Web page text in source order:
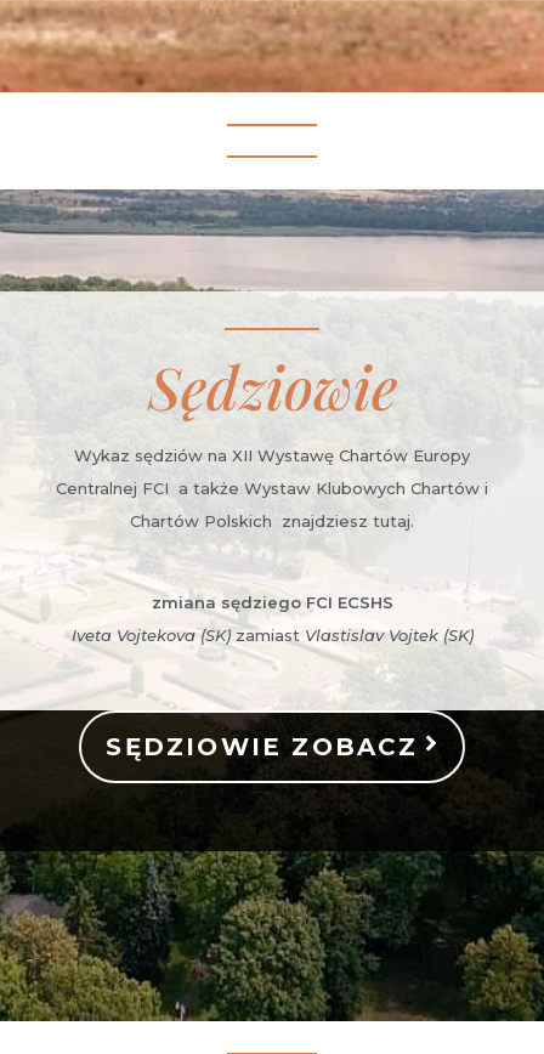
Sędziowie
Wykaz sędziów na XII Wystawę Chartów Europy
Centralnej FCI a także Wystaw Klubowych Chartów i
Chartów Polskich znajdziesz tutaj.
zmiana sędziego FCI ECSHS
Iveta Vojtekova (SK)zamiast Vlastislav Vojtek (SK)
SĘDZIOWIE ZOBACZ